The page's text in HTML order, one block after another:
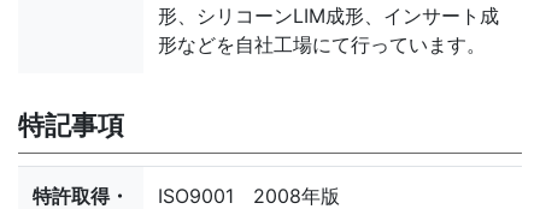
形、シリコーンLIM成形、インサート成
形などを自社工場にて行っています。
特記事項
特許取得・
ISO9001 2008年版